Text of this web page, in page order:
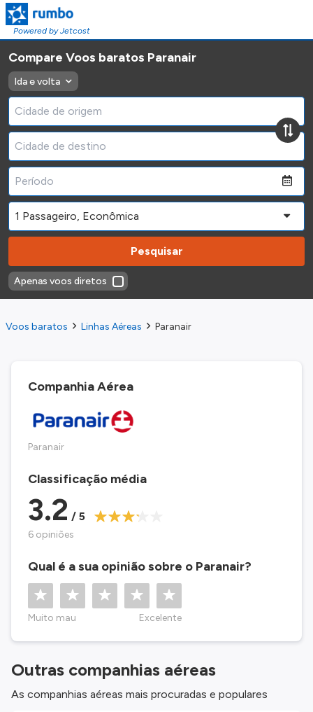
Powered by Jetcost
Compare Voos baratos Paranair
Ida e volta
Pesquisar
Apenas voos diretos
Voos baratos Linhas Aéreas Paranair
Companhia Aérea
Paranair
Classificação média
3.2 / 5
6 opiniões
Qual é a sua opinião sobre o Paranair?
Muito mau Excelente
Outras companhias aéreas
As companhias aéreas mais procuradas e populares